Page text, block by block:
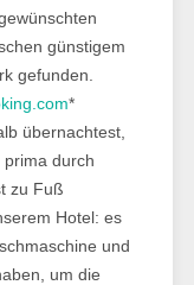
günstigem
gefunden.
*
übernachtest,
durch
zu Fuß
Hotel: es
und
um die